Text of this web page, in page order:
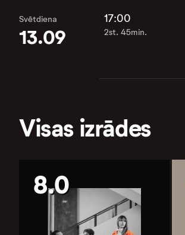
Svētdiena
13.09
17:00
2st. 45min.
Visas izrādes
8.0